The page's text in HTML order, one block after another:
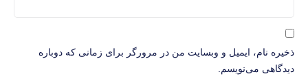
ذخیره نام، ایمیل و وبسایت من در مرورگر برای زمانی که دوباره
دیدگاهی می‌نویسم.